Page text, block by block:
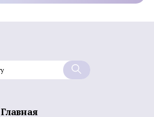
Главная